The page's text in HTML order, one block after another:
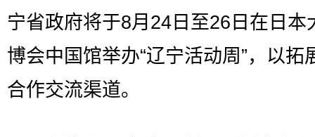
宁省政府将于8月24日至26日在日本
博会中国馆举办“辽宁活动周”，以拓
合作交流渠道。